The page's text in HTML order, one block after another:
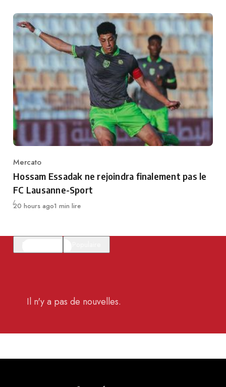
Category
Mercato
Hossam Essadak ne rejoindra finalement pas le
FC Lausanne-Sport
Publié
20 hours ago1 min lire
Il n'y a pas de nouvelles.